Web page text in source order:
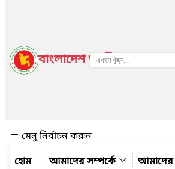
বাংলাদেশ জাতীয় তথ্য বাতায়ন
মেনু নির্বাচন করুন
আমাদের সম্পর্কে
আমাদের